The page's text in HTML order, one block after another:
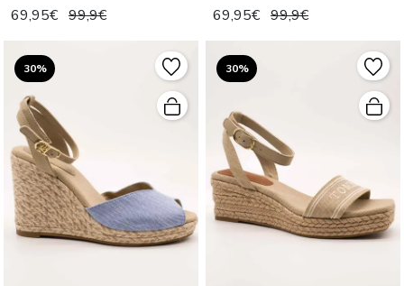
69,95€ 99,9€ 69,95€ 99,9€
30% 30%